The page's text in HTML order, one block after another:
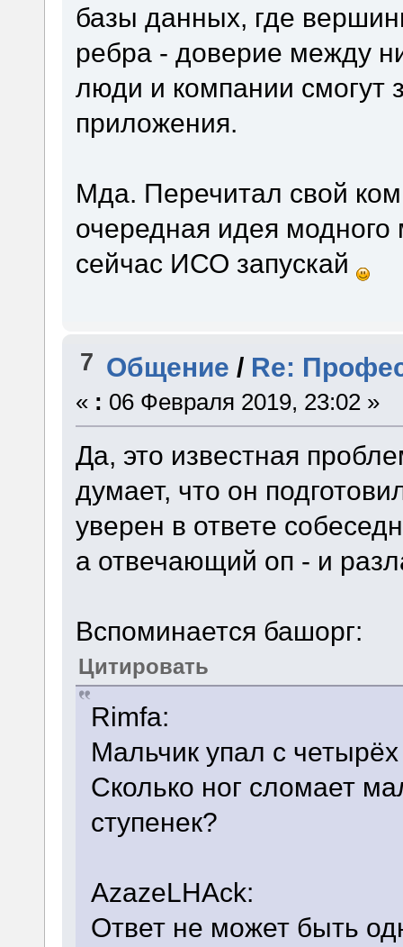
базы данных, где
ребра - доверие между
люди и компании смогут
приложения.
Мда. Перечитал свой
очередная идея модного
сейчас ИСО запускай
7 Общение / Re:
« : 06 Февраля 2019, 23:02 »
Да, это известная
думает, что он
уверен в ответе
а отвечающий оп - и
Вспоминается башорг:
Цитировать
Rimfa:
Мальчик упал с
Сколько ног сломает
ступенек?
AzazeLHAck:
Ответ не может быть